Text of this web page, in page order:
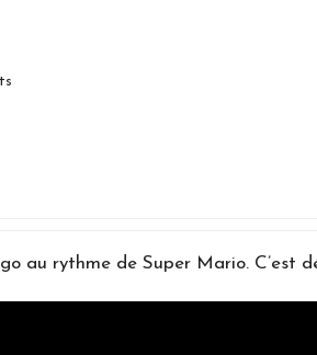
u
au rythme de Super Mario. C’est